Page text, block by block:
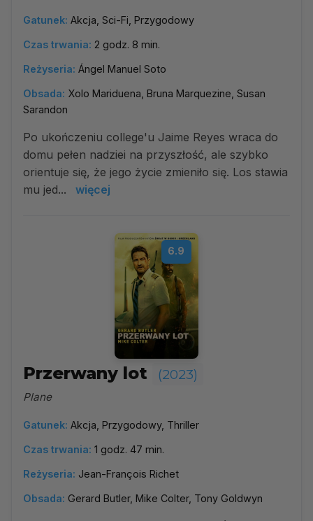
Gatunek: Akcja, Sci-Fi, Przygodowy
Czas trwania: 2 godz. 8 min.
Reżyseria: Ángel Manuel Soto
Obsada: Xolo Mariduena, Bruna Marquezine, Susan
Sarandon
Po ukończeniu college'u Jaime Reyes wraca do
domu pełen nadziei na przyszłość, ale szybko
orientuje się, że jego życie zmieniło się. Los stawia
mu jed...
więcej
6.9
Przerwany lot (2023)
Plane
Gatunek: Akcja, Przygodowy, Thriller
Czas trwania: 1 godz. 47 min.
Reżyseria: Jean-François Richet
Obsada: Gerard Butler, Mike Colter, Tony Goldwyn